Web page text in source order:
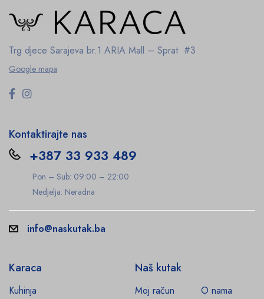
Trg djece Sarajeva br.1 ARIA Mall – Sprat #3
Google mapa
Kontaktirajte nas
+387 33 933 489
Pon – Sub: 09:00 – 22:00
Nedjelja: Neradna
info@naskutak.ba
Karaca
Kuhinja
Naš kutak
Moj račun O nama